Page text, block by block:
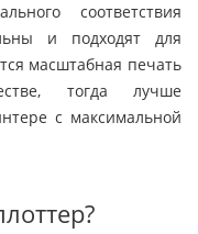
соответствия
и подходят для
масштабная печать
тогда лучше
с максимальной